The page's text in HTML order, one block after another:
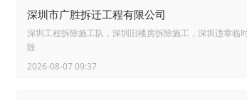
深圳市广胜拆迁工程有限公司
深圳工程拆除施工队，深圳旧楼房拆除施工，深圳违章临
除
2026-08-07 09:37